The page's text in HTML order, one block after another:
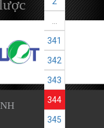
...
341
342
343
344
345